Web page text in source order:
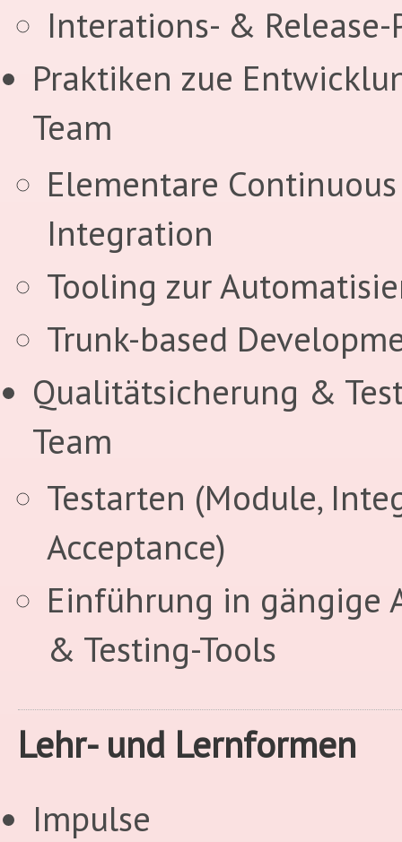
Interations- &
Praktiken zue
Team
Elementare Continuous
Integration
Tooling zur
Trunk-based
Qualitätsicherung &
Team
Testarten (Module,
Acceptance)
Einführung in gängige
& Testing-Tools
Lehr- und Lernformen
Impulse